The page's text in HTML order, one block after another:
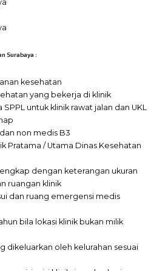
Surabaya :
kesehatan
yang bekerja di klinik
untuk klinik rawat jalan dan UKL
non medis B3
Pratama / Utama Dinas Kesehatan
dengan keterangan ukuran
ruangan klinik
dan ruang emergensi medis
bila lokasi klinik bukan milik
dikeluarkan oleh kelurahan sesuai